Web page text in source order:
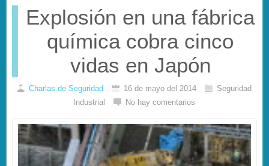
Explosión en una fábrica
química cobra cinco
vidas en Japón
Charlas de Seguridad 16 de mayo del 2014
Seguridad
Industrial
No hay comentarios